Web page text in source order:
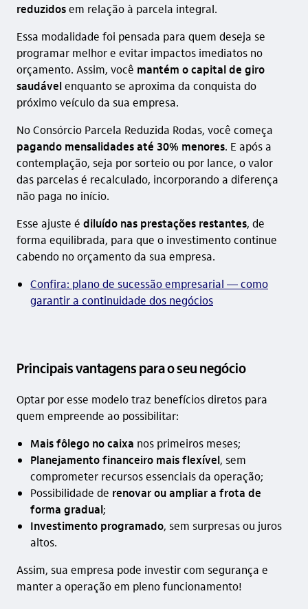
reduzidosem relação à parcela integral.
Essa modalidade foi pensada para quem deseja se
programar melhor e evitar impactos imediatos no
orçamento. Assim, você mantém o capital de giro
saudávelenquanto se aproxima da conquista do
próximo veículo da sua empresa.
No Consórcio Parcela Reduzida Rodas, você começa
pagando mensalidades até 30% menores. E após a
contemplação, seja por sorteio ou por lance, o valor
das parcelas é recalculado, incorporando a diferença
não paga no início.
Esse ajuste é diluído nas prestações restantes, de
forma equilibrada, para que o investimento continue
cabendo no orçamento da sua empresa.
Confira: plano de sucessão empresarial — como
garantir a continuidade dos negócios
Principais vantagens para o seu negócio
Optar por esse modelo traz benefícios diretos para
quem empreende ao possibilitar:
Mais fôlego no caixa nos primeiros meses;
Planejamento financeiro mais flexível, sem
comprometer recursos essenciais da operação;
Possibilidade de renovar ou ampliar a frota de
forma gradual;
Investimento programado, sem surpresas ou juros
altos.
Assim, sua empresa pode investir com segurança e
manter a operação em pleno funcionamento!